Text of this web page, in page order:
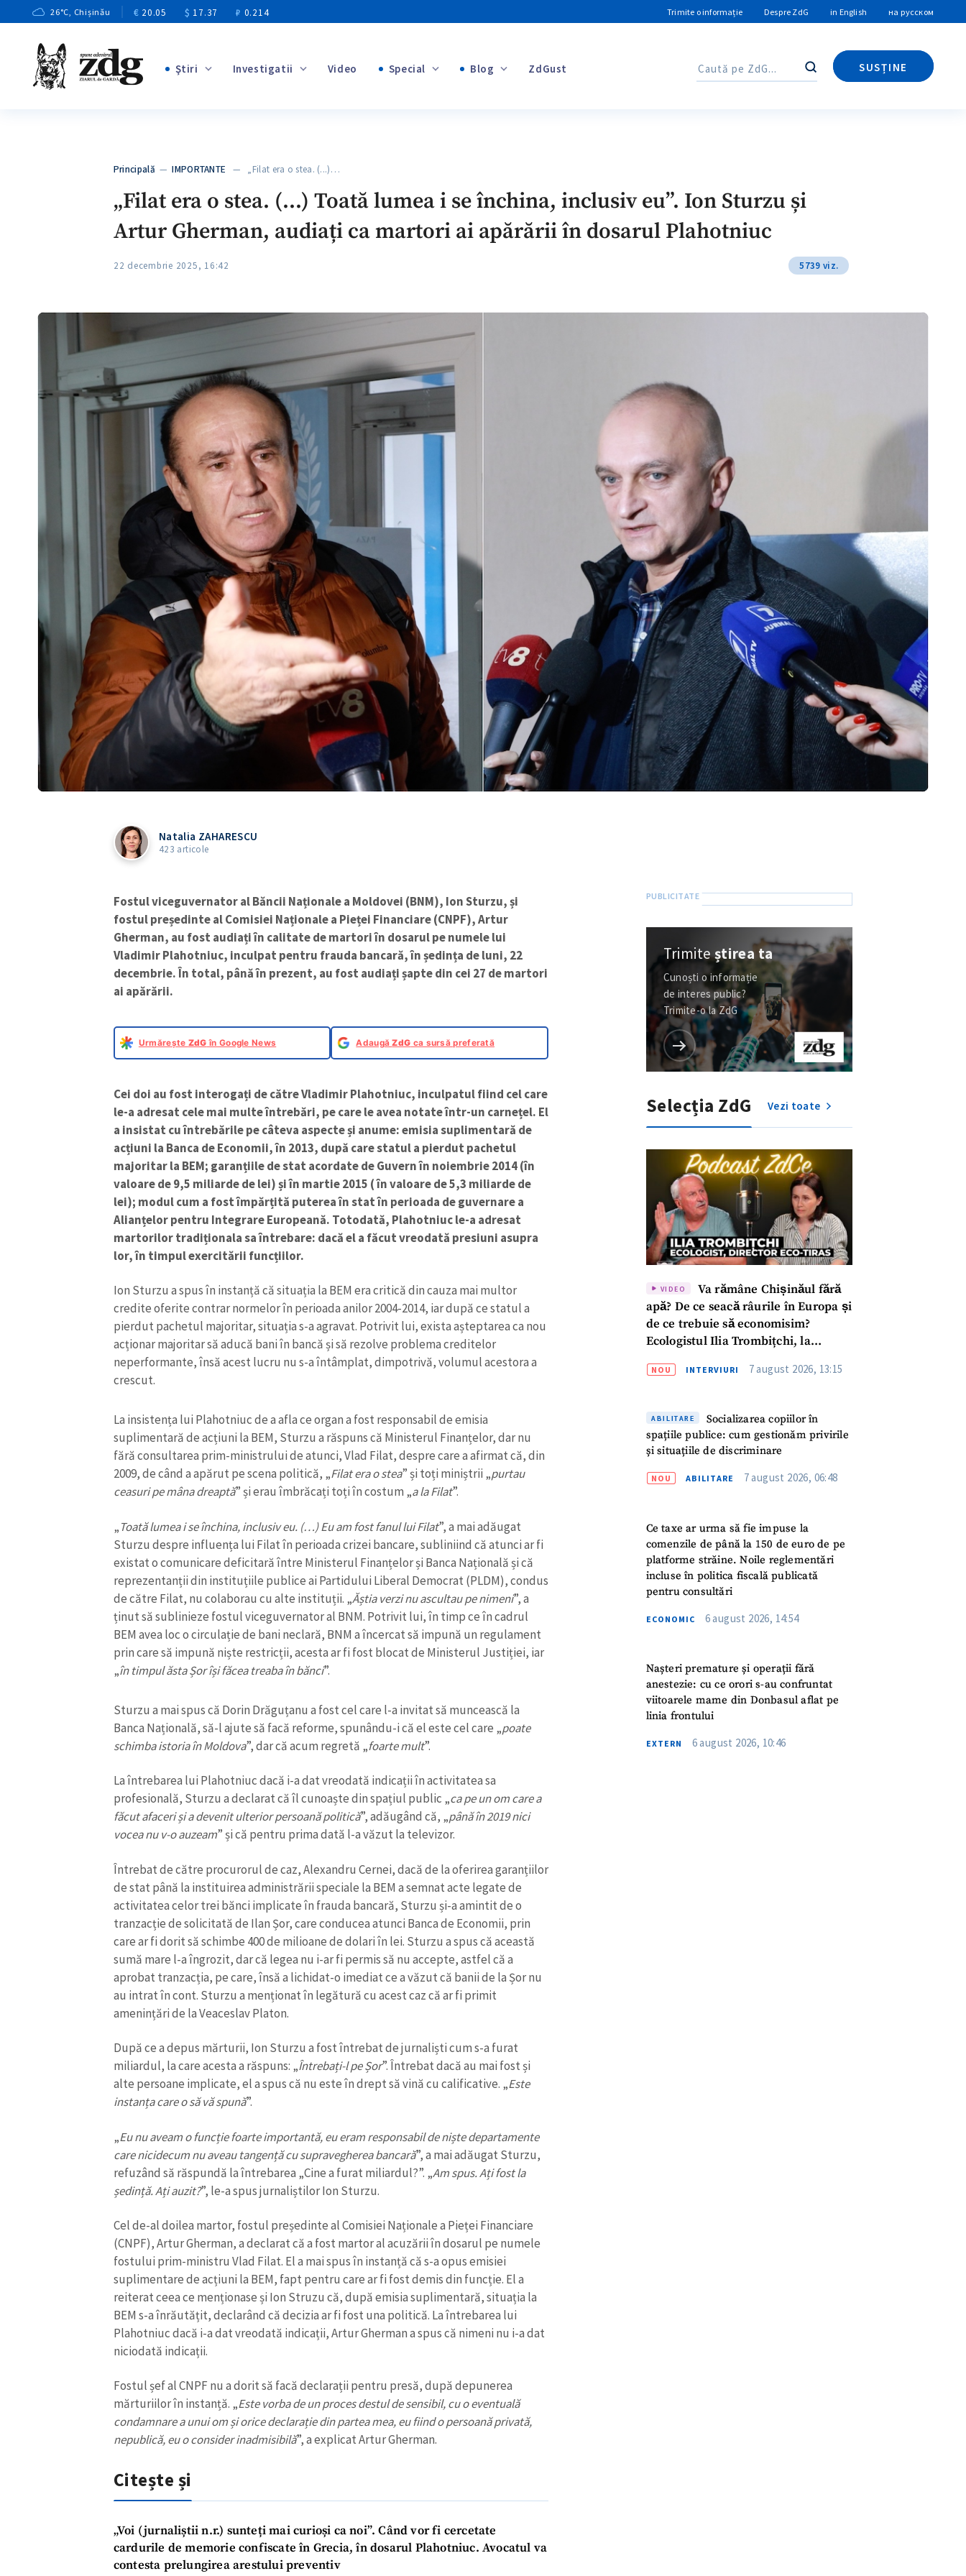
26°C, Chișinău € 20.05 $ 17.37 ₽ 0.214 Trimite o informație Despre ZdG in English на русском
Ştiri Investigatii Video Special Blog
+1
ZdGust Caută
SUSȚINE
Caută
Principală —IMPORTANTE — „Filat era o stea. (...)…
„Filat era o stea. (…) Toată lumea i se închina, inclusiv eu”. Ion Sturzu și
Artur Gherman, audiați ca martori ai apărării în dosarul Plahotniuc
22 decembrie 2025, 16:42 5739 viz.
Natalia ZAHARESCU
423 articole
Fostul viceguvernator al Băncii Naționale a Moldovei (BNM), Ion Sturzu, și
fostul președinte al Comisiei Naționale a Pieței Financiare (CNPF), Artur
Gherman, au fost audiați în calitate de martori în dosarul pe numele lui
Vladimir Plahotniuc, inculpat pentru frauda bancară, în ședința de luni, 22
decembrie. În total, până în prezent, au fost audiați șapte din cei 27 de martori
ai apărării.
Urmărește ZdG în Google News AdaugăZdG ca sursă preferată
Cei doi au fost interogați de către Vladimir Plahotniuc, inculpatul fiind cel care
le-a adresat cele mai multe întrebări, pe care le avea notate într-un carnețel. El
a insistat cu întrebările pe câteva aspecte și anume: emisia suplimentară de
acțiuni la Banca de Economii, în 2013, după care statul a pierdut pachetul
majoritar la BEM; garanțiile de stat acordate de Guvern în noiembrie 2014 (în
valoare de 9,5 miliarde de lei) și în martie 2015 ( în valoare de 5,3 miliarde de
lei); modul cum a fost împărțită puterea în stat în perioada de guvernare a
Alianțelor pentru Integrare Europeană. Totodată, Plahotniuc le-a adresat
martorilor tradiționala sa întrebare: dacă el a făcut vreodată presiuni asupra
lor, în timpul exercitării funcțiilor.
Ion Sturzu a spus în instanță că situația la BEM era critică din cauza mai multor
credite oferite contrar normelor în perioada anilor 2004-2014, iar după ce statul a
pierdut pachetul majoritar, situația s-a agravat. Potrivit lui, exista așteptarea ca nou
acționar majoritar să aducă bani în bancă și să rezolve problema creditelor
neperformante, însă acest lucru nu s-a întâmplat, dimpotrivă, volumul acestora a
crescut.
La insistența lui Plahotniuc de a afla ce organ a fost responsabil de emisia
suplimentară de acțiuni la BEM, Sturzu a răspuns că Ministerul Finanțelor, dar nu
fără consultarea prim-ministrului de atunci, Vlad Filat, despre care a afirmat că, din
2009, de când a apărut pe scena politică, „Filat era o stea” și toți miniștrii „purtau
ceasuri pe mâna dreaptă” și erau îmbrăcați toți în costum „a la Filat”.
„Toată lumea i se închina, inclusiv eu. (…) Eu am fost fanul lui Filat”, a mai adăugat
Sturzu despre influența lui Filat în perioada crizei bancare, subliniind că atunci ar fi
existat o comunicare deficitară între Ministerul Finanțelor și Banca Națională și că
reprezentanții din instituțiile publice ai Partidului Liberal Democrat (PLDM), condus
de către Filat, nu colaborau cu alte instituții. „Ăștia verzi nu ascultau pe nimeni”, a
ținut să sublinieze fostul viceguvernator al BNM. Potrivit lui, în timp ce în cadrul
BEM avea loc o circulație de bani neclară, BNM a încercat să impună un regulament
prin care să impună niște restricții, acesta ar fi fost blocat de Ministerul Justiției, iar
„în timpul ăsta Șor își făcea treaba în bănci”.
Sturzu a mai spus că Dorin Drăguțanu a fost cel care l-a invitat să muncească la
Banca Națională, să-l ajute să facă reforme, spunându-i că el este cel care „poate
schimba istoria în Moldova”, dar că acum regretă „foarte mult”.
La întrebarea lui Plahotniuc dacă i-a dat vreodată indicații în activitatea sa
profesională, Sturzu a declarat că îl cunoaște din spațiul public „ca pe un om care a
făcut afaceri și a devenit ulterior persoană politică”, adăugând că, „până în 2019 nici
vocea nu v-o auzeam” și că pentru prima dată l-a văzut la televizor.
Întrebat de către procurorul de caz, Alexandru Cernei, dacă de la oferirea garanțiilor
de stat până la instituirea administrării speciale la BEM a semnat acte legate de
activitatea celor trei bănci implicate în frauda bancară, Sturzu și-a amintit de o
tranzacție de solicitată de Ilan Șor, care conducea atunci Banca de Economii, prin
care ar fi dorit să schimbe 400 de milioane de dolari în lei. Sturzu a spus că această
sumă mare l-a îngrozit, dar că legea nu i-ar fi permis să nu accepte, astfel că a
aprobat tranzacția, pe care, însă a lichidat-o imediat ce a văzut că banii de la Șor nu
au intrat în cont. Sturzu a menționat în legătură cu acest caz că ar fi primit
amenințări de la Veaceslav Platon.
După ce a depus mărturii, Ion Sturzu a fost întrebat de jurnaliști cum s-a furat
miliardul, la care acesta a răspuns: „Întrebați-l pe Șor”. Întrebat dacă au mai fost și
alte persoane implicate, el a spus că nu este în drept să vină cu calificative. „Este
instanța care o să vă spună”.
„Eu nu aveam o funcție foarte importantă, eu eram responsabil de niște departamente
care nicidecum nu aveau tangență cu supravegherea bancară”, a mai adăugat Sturzu,
refuzând să răspundă la întrebarea „Cine a furat miliardul?”. „Am spus. Ați fost la
ședință. Ați auzit?”, le-a spus jurnaliștilor Ion Sturzu.
Cel de-al doilea martor, fostul președinte al Comisiei Naționale a Pieței Financiare
(CNPF), Artur Gherman, a declarat că a fost martor al acuzării în dosarul pe numele
fostului prim-ministru Vlad Filat. El a mai spus în instanță că s-a opus emisiei
suplimentare de acțiuni la BEM, fapt pentru care ar fi fost demis din funcție. El a
reiterat ceea ce menționase și Ion Struzu că, după emisia suplimentară, situația la
BEM s-a înrăutățit, declarând că decizia ar fi fost una politică. La întrebarea lui
Plahotniuc dacă i-a dat vreodată indicații, Artur Gherman a spus că nimeni nu i-a dat
niciodată indicații.
Fostul șef al CNPF nu a dorit să facă declarații pentru presă, după depunerea
mărturiilor în instanță. „Este vorba de un proces destul de sensibil, cu o eventuală
condamnare a unui om și orice declarație din partea mea, eu fiind o persoană privată,
nepublică, eu o consider inadmisibilă”, a explicat Artur Gherman.
Citește și
„Voi (jurnaliștii n.r.) sunteți mai curioși ca noi”. Când vor fi cercetate
cardurile de memorie confiscate în Grecia, în dosarul Plahotniuc. Avocatul va
contesta prelungirea arestului preventiv
Trimiteștirea ta
Cunoști o informație
de interes public?
Trimite-o la ZdG
Selecția ZdG Vezi toate
VIDEO
Va rămâne Chișinăul fără
apă? De ce seacă râurile în Europa și
de ce trebuie să economisim?
Ecologistul Ilia Trombițchi, la
NOU INTERVIURI 7 august 2026, 13:15
ABILITARE
Socializarea copiilor în
spațiile publice: cum gestionăm privirile
și situațiile de discriminare
NOU ABILITARE 7 august 2026, 06:48
Ce taxe ar urma să fie impuse la
comenzile de până la 150 de euro de pe
platforme străine. Noile reglementări
incluse în politica fiscală publicată
pentru consultări
ECONOMIC 6 august 2026, 14:54
Nașteri premature și operații fără
anestezie: cu ce orori s-au confruntat
viitoarele mame din Donbasul aflat pe
linia frontului
EXTERN 6 august 2026, 10:46
Titlu știre + Adaugă titlu
Fotografie + Încarcă imagine
Link media
+ Numele meu
Am citit și sunt de acord cupolitica de